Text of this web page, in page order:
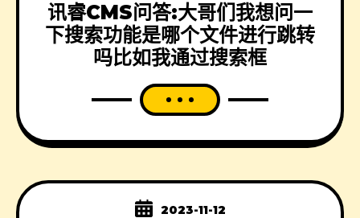
讯睿CMS问答:大哥们我想问一
下搜索功能是哪个文件进行跳转
吗比如我通过搜索框
2023-11-12